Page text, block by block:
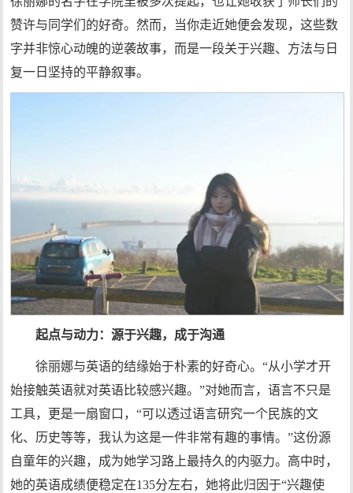
赞许与同学们的好奇。然而，当你走近她便会发现，这些数
字并非惊心动魄的逆袭故事，而是一段关于兴趣、方法与日
复一日坚持的平静叙事。
起点与动力：源于兴趣，成于沟通
徐丽娜与英语的结缘始于朴素的好奇心。“从小学才开
始接触英语就对英语比较感兴趣。”对她而言，语言不只是
工具，更是一扇窗口，“可以透过语言研究一个民族的文
化、历史等等，我认为这是一件非常有趣的事情。”这份源
自童年的兴趣，成为她学习路上最持久的内驱力。高中时，
她的英语成绩便稳定在135分左右，她将此归因于“兴趣使